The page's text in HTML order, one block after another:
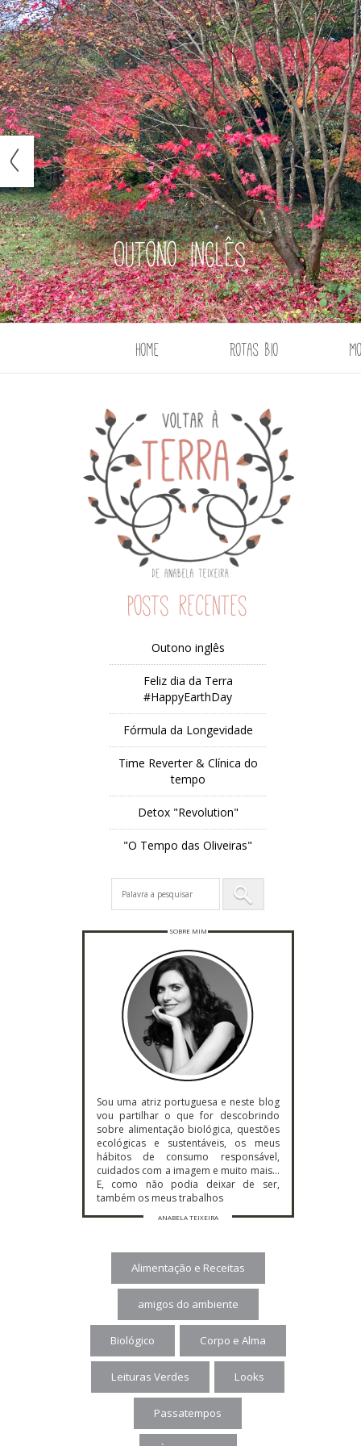
Outono inglês
Home Rotas Bio
Posts recentes
Outono inglês
Feliz dia da Terra
#HappyEarthDay
Fórmula da Longevidade
Time Reverter & Clínica do
tempo
Detox "Revolution"
"O Tempo das Oliveiras"
SOBRE MIM
Sou uma atriz portuguesa e neste blog
vou partilhar o que for descobrindo
sobre alimentação biológica, questões
ecológicas e sustentáveis, os meus
hábitos de consumo responsável,
cuidados com a imagem e muito mais…
E, como não podia deixar de ser,
também os meus trabalhos
ANABELA TEIXEIRA
Alimentação e Receitas
amigos do ambiente
Biológico Corpo e Alma
Leituras Verdes Looks
Passatempos